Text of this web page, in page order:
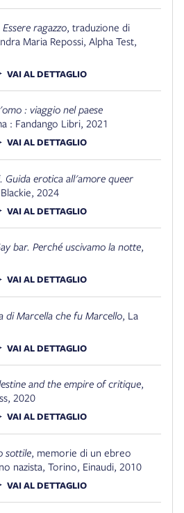
Essere ragazzo, traduzione di
Maria Repossi, Alpha Test,
VAI AL DETTAGLIO
: viaggio nel paese
: Fandango Libri, 2021
VAI AL DETTAGLIO
Guida erotica all'amore queer
Blackie, 2024
VAI AL DETTAGLIO
bar. Perché uscivamo la notte,
VAI AL DETTAGLIO
di Marcella che fu Marcello, La
VAI AL DETTAGLIO
and the empire of critique,
, 2020
VAI AL DETTAGLIO
sottile, memorie di un ebreo
nazista, Torino, Einaudi, 2010
VAI AL DETTAGLIO